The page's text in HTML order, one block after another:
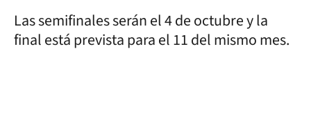
Las semifinales serán el 4 de octubre y la
final está prevista para el 11 del mismo mes.